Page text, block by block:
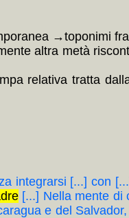
→toponimi
altra metà
relativa tratta
integrarsi [...] con
[...] Nella mente di
e del